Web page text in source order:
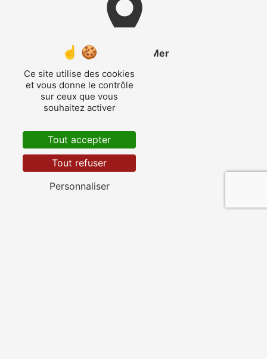
Saint-Cyr-sur-Mer
Toulon
Ce site utilise des cookies
et vous donne le contrôle
sur ceux que vous
souhaitez activer
Tout accepter
Tout refuser
Personnaliser